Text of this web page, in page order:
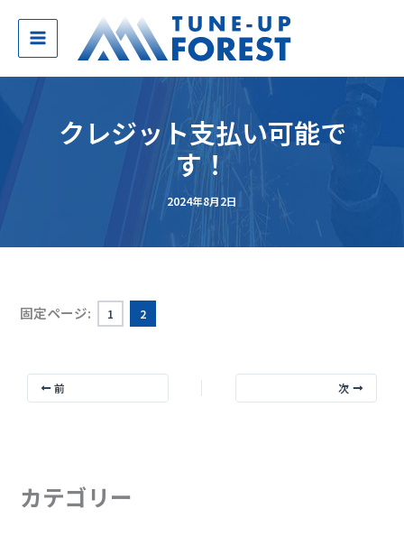
ス
クレジット支払い可能で
す！
2024年8月2日
固定ページ: 1 2
前 次
カテゴリー